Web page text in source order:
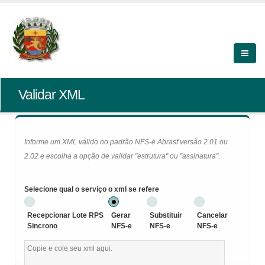
Validar XML
Informe um XML válido no padrão NFS-e Abrasf versão 2.01 ou
2.02 e escolha a opção de validar "estrutura" ou "assinatura".
Selecione qual o serviço o xml se refere
Recepcionar Lote RPS
Sincrono
Gerar
NFS-e
Substituir
NFS-e
Cancelar
NFS-e